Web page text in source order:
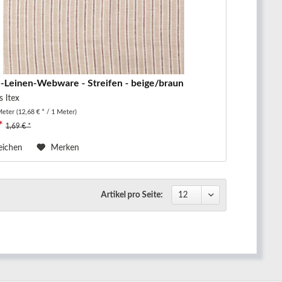
Leinen-Webware - Streifen - beige/braun
Itex
(12,68 € * / 1 Meter)
1,69 € *
Merken
Artikel pro Seite: